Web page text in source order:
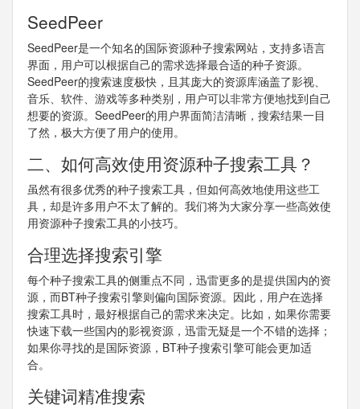
SeedPeer
SeedPeer是一个知名的国际资源种子搜索网站，支持多语言
界面，用户可以根据自己的需求选择最合适的种子资源。
SeedPeer的搜索速度极快，且其庞大的资源库涵盖了影视、
音乐、软件、游戏等多种类别，用户可以非常方便地找到自己
想要的资源。SeedPeer的用户界面简洁清晰，搜索结果一目
了然，极大方便了用户的使用。
二、如何高效使用资源种子搜索工具？
虽然有很多优秀的种子搜索工具，但如何高效地使用这些工
具，却是许多用户不太了解的。我们将为大家分享一些高效使
用资源种子搜索工具的小技巧。
合理选择搜索引擎
每个种子搜索工具的侧重点不同，迅雷更多的是提供国内的资
源，而BT种子搜索引擎则偏向国际资源。因此，用户在选择
搜索工具时，最好根据自己的需求来决定。比如，如果你需要
快速下载一些国内的影视资源，迅雷无疑是一个不错的选择；
如果你寻找的是国际资源，BT种子搜索引擎可能会更加适
合。
关键词精准搜索